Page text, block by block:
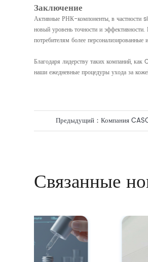
Заключение
Активные РНК-компоненты, в частности
новый уровень точности и
потребителям более
Благодаря лидерству таких компаний,
наши ежедневные процедуры ухода за
Предыдущий：Компания
Связанные